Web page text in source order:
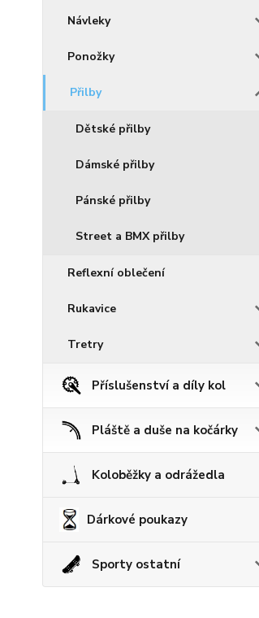
Návleky
Ponožky
Přilby
Dětské přilby
Dámské přilby
Pánské přilby
Street a BMX přilby
Reflexní oblečení
Rukavice
Tretry
Příslušenství a díly kol
Pláště a duše na kočárky
Koloběžky a odrážedla
Dárkové poukazy
Sporty ostatní